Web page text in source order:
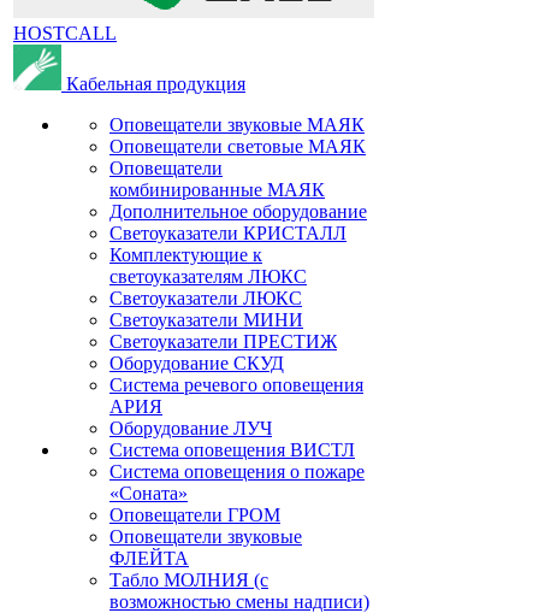
HOSTCALL
Кабельная продукция
Оповещатели звуковые МАЯК
Оповещатели световые МАЯК
Оповещатели
комбинированные МАЯК
Дополнительное оборудование
Светоуказатели КРИСТАЛЛ
Комплектующие к
светоуказателям ЛЮКС
Светоуказатели ЛЮКС
Светоуказатели МИНИ
Светоуказатели ПРЕСТИЖ
Оборудование СКУД
Система речевого оповещения
АРИЯ
Оборудование ЛУЧ
Система оповещения ВИСТЛ
Система оповещения о пожаре
«Соната»
Оповещатели ГРОМ
Оповещатели звуковые
ФЛЕЙТА
Табло МОЛНИЯ (с
возможностью смены надписи)